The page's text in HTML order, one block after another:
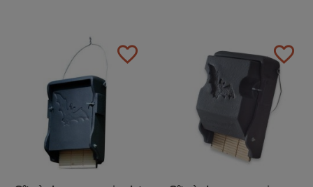
favorite_border favorite_border